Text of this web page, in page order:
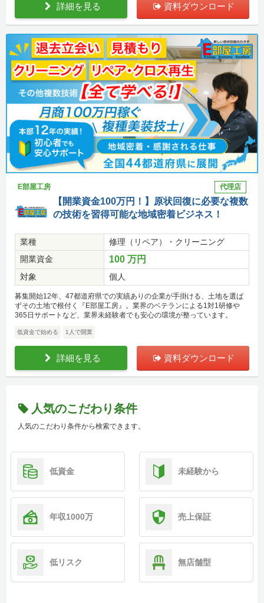
詳細を見る 資料ダウンロード
E部屋工房 代理店
【開業資金100万円！】原状回復に必要な複数
の技術を習得可能な地域密着ビジネス！
業種
修理（リペア）・クリーニング
開業資金
100 万円
対象 個人
募集開始12年、47都道府県での実績ありの企業が手掛ける、土地を選ば
ずその土地で根付く『E部屋工房』。業界のベテランによる1対1研修や
365日サポートなど、業界未経験者でも安心の環境が整っています。
低資金で始める 1人で開業
詳細を見る 資料ダウンロード
人気のこだわり条件
人気のこだわり条件から検索できます。
低資金 未経験から
年収1000万 売上保証
低リスク 無店舗型